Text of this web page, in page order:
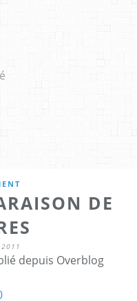
DE
2011
depuis Overblog